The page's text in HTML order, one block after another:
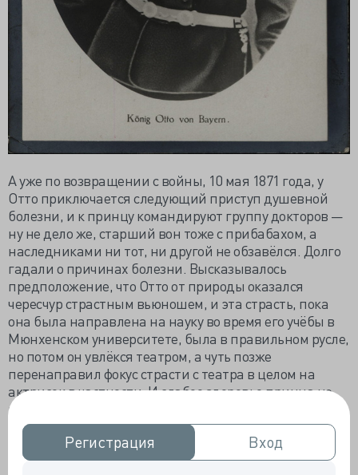
Регистрация
Регистрация Вход
Вход
А уже по возвращении с войны, 10 мая 1871 года, у
Отто приключается следующий приступ душевной
болезни, и к принцу командируют группу докторов —
ну не дело же, старший вон тоже с прибабахом, а
наследниками ни тот, ни другой не обзавёлся. Долго
гадали о причинах болезни. Высказывалось
предположение, что Отто от природы оказался
чересчур страстным вьюношем, и эта страсть, пока
она была направлена на науку во время его учёбы в
Мюнхенском университете, была в правильном русле,
но потом он увлёкся театром, а чуть позже
перенаправил фокус страсти с театра в целом на
актрисок в частности. И слабое здоровье принца не
выдержало: довели его бабы и кутежи... ну хорошо, не
до цугундера, а до замка Людвигсталь в «Баварском
лесу», где и проходило поначалу лечение.